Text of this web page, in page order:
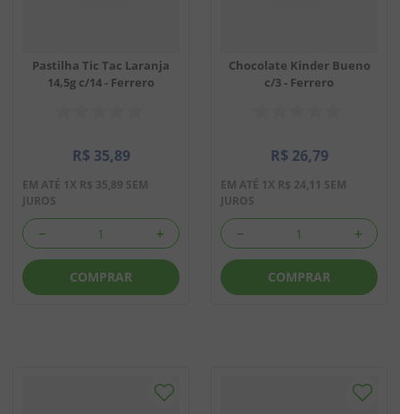
Pastilha Tic Tac Laranja
14,5g c/14 - Ferrero
R$ 35,89
EM ATÉ 1X R$ 35,89 SEM
JUROS
＋
－
COMPRAR
Chocolate Kinder Bueno
c/3 - Ferrero
R$ 26,79
EM ATÉ 1X R$ 24,11 SEM
JUROS
＋
－
COMPRAR